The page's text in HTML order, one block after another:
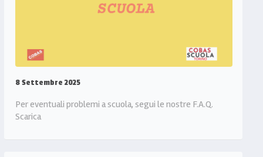
8 Settembre 2025
Per eventuali problemi a scuola, segui le nostre F.A.Q.
Scarica